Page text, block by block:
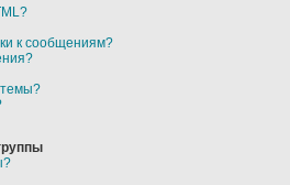
к сообщениям?